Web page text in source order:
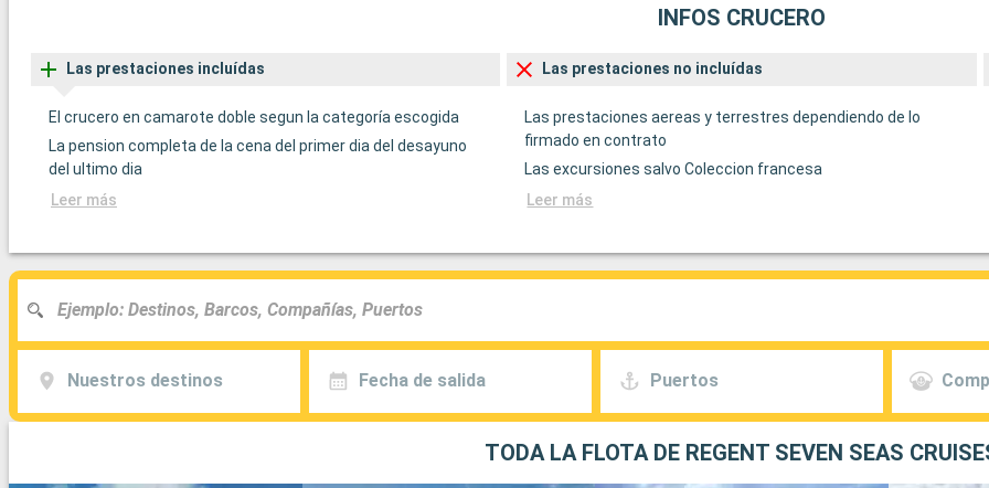
INFOS CRUCERO
Las prestaciones incluídas
El crucero en camarote doble segun la categoría escogida
La pension completa de la cena del primer dia del desayuno
del ultimo dia
Leer más
Las prestaciones no incluídas
Las prestaciones aereas y terrestres dependiendo de lo
firmado en contrato
Las excursiones salvo Coleccion francesa
Leer más
Nuestros destinos Fecha de salida Puertos
TODA LA FLOTA DE REGENT SEVEN SEAS